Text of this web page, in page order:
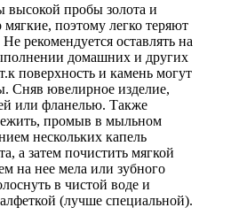
пробы золота и
мягкие, поэтому легко теряют
рекомендуется оставлять на
домашних и других
поверхность и камень могут
Сняв ювелирное изделие,
или фланелью. Также
промыв в мыльном
нескольких капель
а затем почистить мягкой
на нее мела или зубного
в чистой воде и
(лучше специальной).